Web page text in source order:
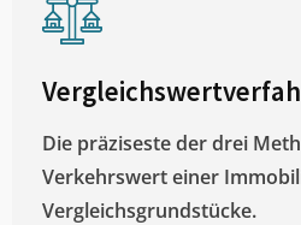
Die präziseste der drei
Verkehrswert einer
Vergleichsgrundstücke.